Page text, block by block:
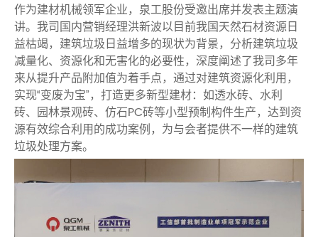
作为建材机械领军企业，泉工股份受邀出席并发表主题演
讲。我司国内营销经理洪新波以目前我国天然石材资源日
益枯竭，建筑垃圾日益增多的现状为背景，分析建筑垃圾
减量化、资源化和无害化的必要性，深度阐述了我司多年
来从提升产品附加值为着手点，通过对建筑资源化利用，
实现“变废为宝”，打造更多新型建材：如透水砖、水利
砖、园林景观砖、仿石PC砖等小型预制构件生产，达到资
源有效综合利用的成功案例，为与会者提供不一样的建筑
垃圾处理方案。